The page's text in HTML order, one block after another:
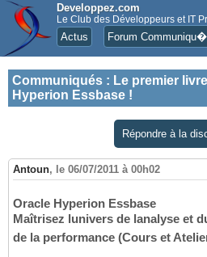
Developpez.com
Le Club des Développeurs et IT
Actus Forum
Communiqués : Le premier
Hyperion Essbase !
Répondre à la
Antoun, le 06/07/2011 à 00h02
Oracle Hyperion Essbase
Maîtrisez lunivers de lanalyse et
de la performance (Cours et